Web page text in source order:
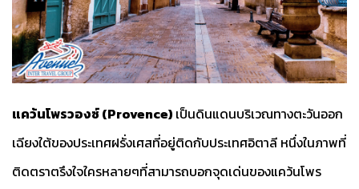
แคว้นโพรวองซ์ (Provence) เป็นดินแดนบริเวณทางตะวันออก
เฉียงใต้ของประเทศฝรั่งเศสที่อยู่ติดกับประเทศอิตาลี หนึ่งในภาพที่
ติดตราตรึงใจใครหลายๆที่สามารถบอกจุดเด่นของแคว้นโพร